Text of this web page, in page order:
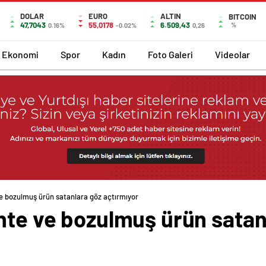
DOLAR
47,7043 0.16%
EURO
55,0178 -0.02%
ALTIN
6.509,43 0,26
BITCOIN
%
Ekonomi Spor Kadın Foto Galeri Videolar
bozulmuş ürün satanlara göz açtırmıyor
ve bozulmuş ürün